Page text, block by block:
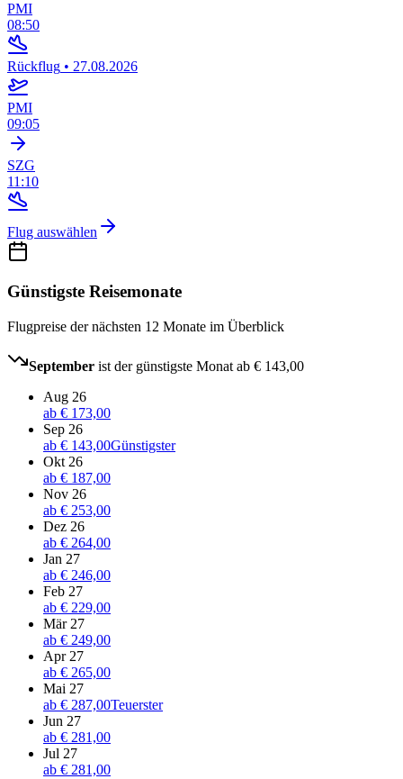
PMI
08:50
Rückflug • 27.08.2026
PMI
09:05
SZG
11:10
Flug auswählen
Günstigste Reisemonate
Flugpreise der nächsten 12 Monate im Überblick
September ist der günstigste Monat ab € 143,00
Aug 26
ab € 173,00
Sep 26
ab € 143,00Günstigster
Okt 26
ab € 187,00
Nov 26
ab € 253,00
Dez 26
ab € 264,00
Jan 27
ab € 246,00
Feb 27
ab € 229,00
Mär 27
ab € 249,00
Apr 27
ab € 265,00
Mai 27
ab € 287,00Teuerster
Jun 27
ab € 281,00
Jul 27
ab € 281,00